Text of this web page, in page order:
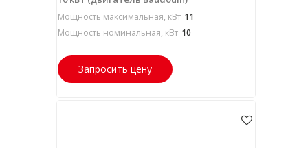
Мощность максимальная, кВт 11
Мощность номинальная, кВт 10
Запросить цену